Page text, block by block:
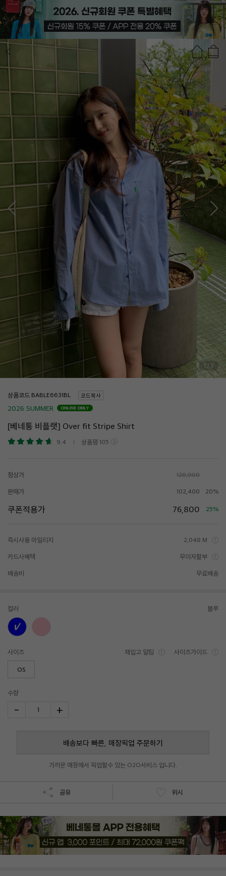
상품정보 추천상품
1 / 5
상품코드 코드복사
2026 SUMMER
[베네통 비플랫] Over fit Stripe Shirt
9.4 상품평 105
정상가 128,000
판매가 102,400 20%
쿠폰적용가 76,800 25%
즉시사용 마일리지 2,048 M
카드사혜택 무이자할부
배송비 무료배송
컬러 블루
사이즈 재입고 알림 사이즈가이드
OS
수량
- 1 +
배송보다 빠른, 매장픽업 주문하기
가까운 매장에서 픽업할수 있는 O2O서비스 입니다.
공유 위시